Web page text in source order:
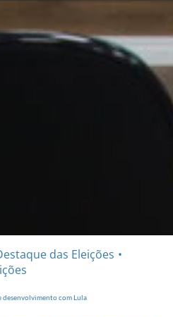
das Eleições
desenvolvimento com Lula